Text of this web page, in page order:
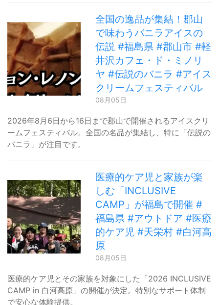
全国の逸品が集結！郡山
で味わうバニラアイスの
伝説 #福島県 #郡山市 #軽
井沢カフェ・ド・ミノリ
ヤ #伝説のバニラ #アイス
クリームフェスティバル
08月05日
2026年8月6日から16日まで郡山で開催されるアイスクリ
ームフェスティバル。全国の名品が集結し、特に「伝説の
バニラ」が注目です。
医療的ケア児と家族が楽
しむ「INCLUSIVE
CAMP」が福島で開催 #
福島県 #アウトドア #医療
的ケア児 #天栄村 #白河高
原
08月05日
医療的ケア児とその家族を対象にした「2026 INCLUSIVE
CAMP in 白河高原」の開催が決定。特別なサポート体制
で安心な体験提供。